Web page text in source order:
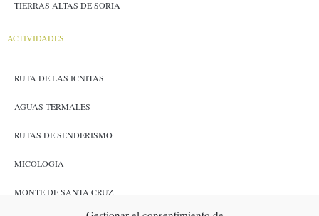
TIERRAS ALTAS DE SORIA
ACTIVIDADES
RUTA DE LAS ICNITAS
AGUAS TERMALES
RUTAS DE SENDERISMO
MICOLOGÍA
MONTE DE SANTA CRUZ